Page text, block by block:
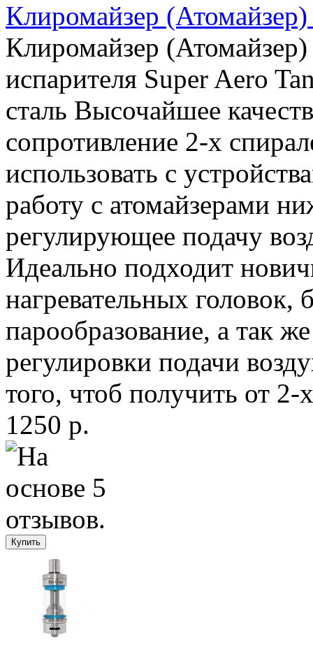
Клиромайзер
Клиромайзер
испарителя Super Aero
сталь Высочайшее
сопротивление 2-х
использовать с
работу с атомайзерами
регулирующее подачу
Идеально подходит
нагревательных
парообразование, а так
регулировки подачи
того, чтоб получить от
1250 р.